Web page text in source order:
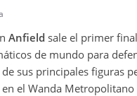
Anfield sale el primer
de mundo para
sus principales figuras
en el Wanda